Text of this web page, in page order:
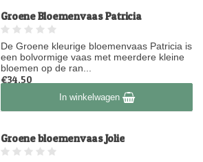
Groene Bloemenvaas Patricia
De Groene kleurige bloemenvaas Patricia is
een bolvormige vaas met meerdere kleine
bloemen op de ran...
€34,50
Op voorraadIn winkelwagen
Groene bloemenvaas Jolie